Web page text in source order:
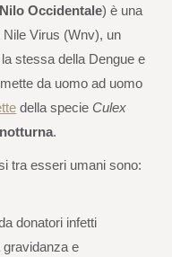
Occidentale) è una
Virus (Wnv), un
stessa della Dengue e
da uomo ad uomo
della specie Culex
.
tra esseri umani sono:
donatori infetti
gravidanza e